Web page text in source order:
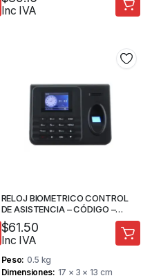
HUELLA-TARJETA –
Inc IVA
RELOJ BIOMETRICO CONTROL
DE ASISTENCIA – CÓDIGO –
HUELLA DIGITAL – KINUTEK
$61.50
Inc IVA
Peso 0.5 kg
Dimensiones 17 × 3 × 13 cm